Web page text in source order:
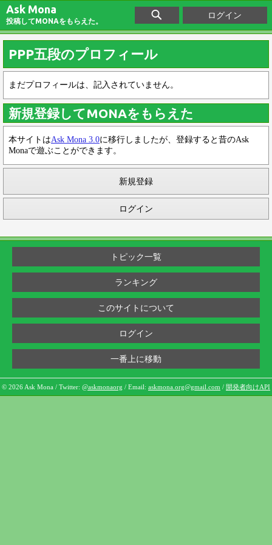
Ask Mona
投稿してMONAをもらえた。
ログイン
PPP五段のプロフィール
まだプロフィールは、記入されていません。
新規登録してMONAをもらえた
本サイトはAsk Mona 3.0に移行しましたが、登録すると昔のAsk
Monaで遊ぶことができます。
新規登録
ログイン
トピック一覧
ランキング
このサイトについて
ログイン
一番上に移動
© 2026 Ask Mona / Twitter: @askmonaorg / Email: askmona.org@gmail.com / 開発者向けAPI